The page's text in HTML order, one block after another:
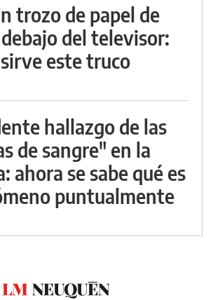
trozo de papel de
del televisor:
este truco
hallazgo de las
de sangre" en la
ahora se sabe qué es
puntualmente